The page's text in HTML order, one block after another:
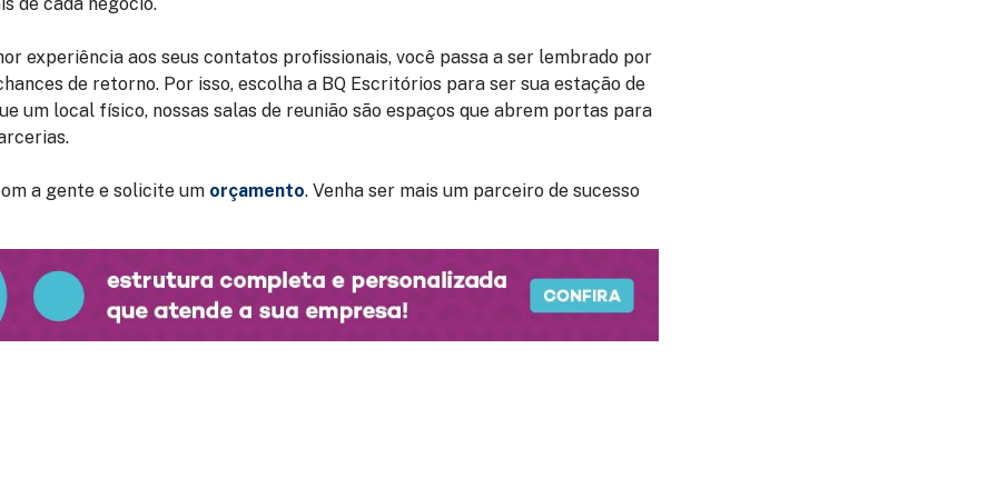
experiência aos seus contatos profissionais, você passa a ser lembrado por
de retorno. Por isso, escolha a BQ Escritórios para ser sua estação de
um local físico, nossas salas de reunião são espaços que abrem portas para
a gente e solicite um orçamento. Venha ser mais um parceiro de sucesso